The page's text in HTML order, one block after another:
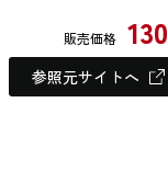
販売価格 130
参照元サイトへ